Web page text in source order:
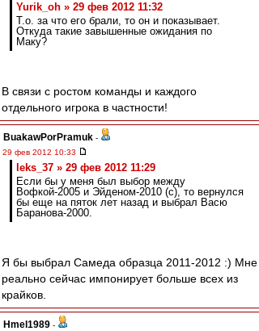
Yurik_oh » 29 фев 2012 11:32
Т.о. за что его брали, то он и показывает.
Откуда такие завышенные ожидания по
Маку?
В связи с ростом команды и каждого
отдельного игрока в частности!
BuakawPorPramuk -
29 фев 2012 10:33
leks_37 » 29 фев 2012 11:29
Если бы у меня был выбор между
Вофкой-2005 и Эйденом-2010 (с), то вернулся
бы еще на пяток лет назад и выбрал Васю
Баранова-2000.
Я бы выбрал Самеда образца 2011-2012 :) Мне
реально сейчас импонирует больше всех из
крайков.
Hmel1989 -